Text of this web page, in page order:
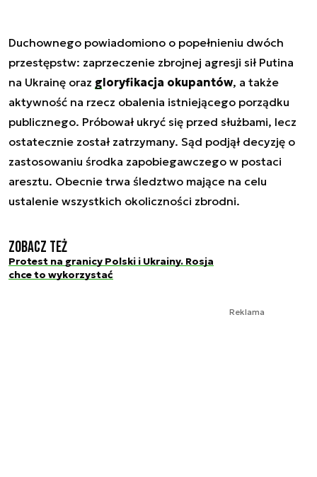
Duchownego powiadomiono o popełnieniu dwóch
przestępstw: zaprzeczenie zbrojnej agresji sił Putina
na Ukrainę oraz gloryfikacja okupantów, a także
aktywność na rzecz obalenia istniejącego porządku
publicznego. Próbował ukryć się przed służbami, lecz
ostatecznie został zatrzymany. Sąd podjął decyzję o
zastosowaniu środka zapobiegawczego w postaci
aresztu. Obecnie trwa śledztwo mające na celu
ustalenie wszystkich okoliczności zbrodni.
Zobacz też
Protest na granicy Polski i Ukrainy. Rosja
chce to wykorzystać
Reklama